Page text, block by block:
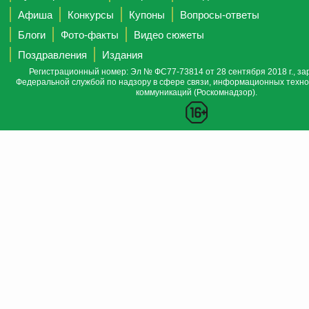
Афиша
Конкурсы Купоны
Вопросы-ответы
Блоги
Фото-факты
Видео сюжеты
Поздравления
Издания
Регистрационный номер: Эл № ФС77-73814 от 28 сентября 2018 г.,
Федеральной службой по надзору в сфере связи, информационных
коммуникаций (Роскомнадзор).